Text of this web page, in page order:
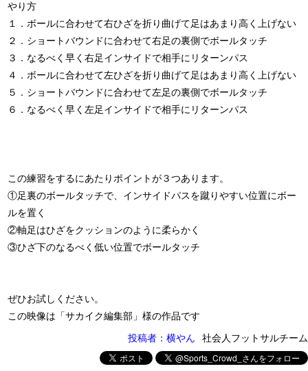
やり方
１．ボールに合わせて右ひざを折り曲げて足はあまり高く上げない
２．ショートバウンドに合わせて右足の裏側でボールタッチ
３．なるべく早く右足インサイドで相手にリターンパス
４．ボールに合わせて左ひざを折り曲げて足はあまり高く上げない
５．ショートバウンドに合わせて左足の裏側でボールタッチ
６．なるべく早く左足インサイドで相手にリターンパス
この練習をするにあたりポイントが３つあります。
①足裏のボールタッチで、インサイドパスを蹴りやすい位置にボー
ルを置く
②軸足はひざをクッションのように柔らかく
③ひざ下のなるべく低い位置でボールタッチ
ぜひお試しください。
この映像は「サカイク編集部」様の作品です
投稿者：横やん
社会人フットサルチーム